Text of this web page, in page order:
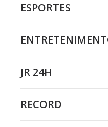
ESPORTES
JR 24H
RECORD